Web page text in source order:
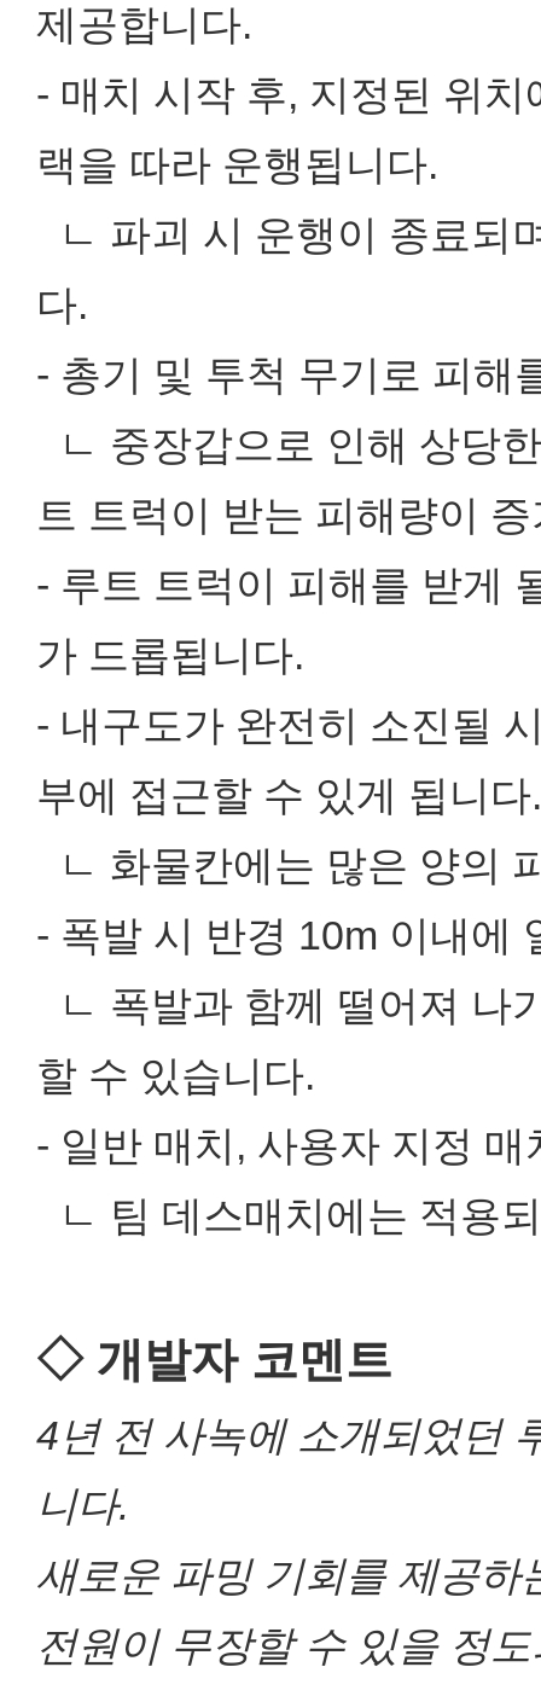
제공합니다.
- 매치 시작 후, 지정된 위
랙을 따라 운행됩니다.
ㄴ 파괴 시 운행이 종료되
다.
- 총기 및 투척 무기로 피해
ㄴ 중장갑으로 인해 상당
트 트럭이 받는 피해량이
- 루트 트럭이 피해를 받게
가 드롭됩니다.
- 내구도가 완전히 소진될
부에 접근할 수 있게 됩니다.
ㄴ 화물칸에는 많은 양의
- 폭발 시 반경 10m 이내
ㄴ 폭발과 함께 떨어져 나
할 수 있습니다.
- 일반 매치, 사용자 지정
ㄴ 팀 데스매치에는 적용
◇ 개발자 코멘트
4년 전 사녹에 소개되었던
니다.
새로운 파밍 기회를 제공
전원이 무장할 수 있을 정